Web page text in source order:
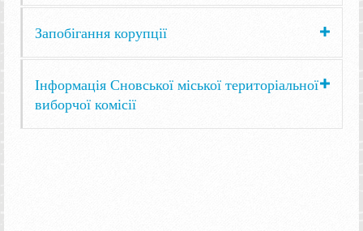
Запобігання корупції
Інформація Сновської міської територіальної
виборчої комісії